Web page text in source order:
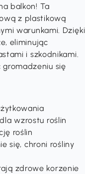
balkon! Ta
z plastikową
warunkami. Dzięki
eliminując
i szkodnikami.
się
wzrostu roślin
roślin
się, chroni rośliny
zdrowe korzenie